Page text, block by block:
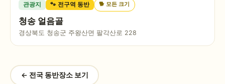
관광지 🐾 전구역 동반 🐕모든 크기
청송 얼음골
경상북도 청송군 주왕산면 팔각산로 228
← 전국 동반장소 보기